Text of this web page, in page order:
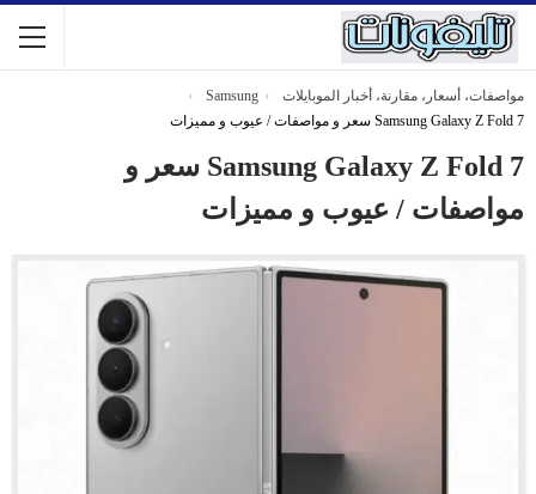
مواصفات، أسعار، مقارنة، أخبار الموبايلات
Samsung
Samsung Galaxy Z Fold 7 سعر و مواصفات / عيوب و مميزات
Samsung Galaxy Z Fold 7 سعر و
مواصفات / عيوب و مميزات